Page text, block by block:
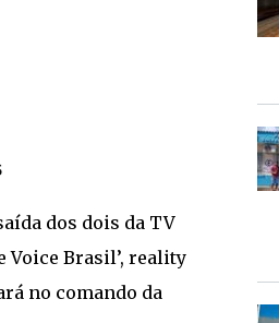
dos dois da TV
Voice Brasil’, reality
no comando da